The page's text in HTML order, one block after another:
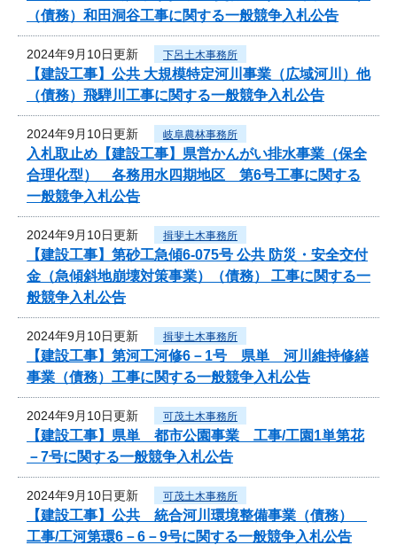
（債務）和田洞谷工事に関する一般競争入札公告
2024年9月10日更新 下呂土木事務所
【建設工事】公共 大規模特定河川事業（広域河川）他
（債務）飛騨川工事に関する一般競争入札公告
2024年9月10日更新 岐阜農林事務所
入札取止め【建設工事】県営かんがい排水事業（保全
合理化型） 各務用水四期地区 第6号工事に関する
一般競争入札公告
2024年9月10日更新 揖斐土木事務所
【建設工事】第砂工急傾6-075号 公共 防災・安全交付
金（急傾斜地崩壊対策事業）（債務） 工事に関する一
般競争入札公告
2024年9月10日更新 揖斐土木事務所
【建設工事】第河工河修6－1号 県単 河川維持修繕
事業（債務）工事に関する一般競争入札公告
2024年9月10日更新 可茂土木事務所
【建設工事】県単 都市公園事業 工事/工園1単第花
－7号に関する一般競争入札公告
2024年9月10日更新 可茂土木事務所
【建設工事】公共 統合河川環境整備事業（債務）
工事/工河第環6－6－9号に関する一般競争入札公告